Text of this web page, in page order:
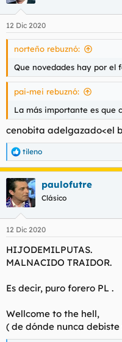
12 Dic 2020
norteño rebuznó:
Que novedades hay por el
pai-mei rebuznó:
La más importante es que
cenobita adelgazado<el
R
e
c
c
i
e
:
tileno
paulofutre
Clásico
12 Dic 2020
HIJODEMILPUTAS.
MALNACIDO TRAIDOR.
Es decir, puro forero PL .
Wellcome to the hell,
( de dónde nunca